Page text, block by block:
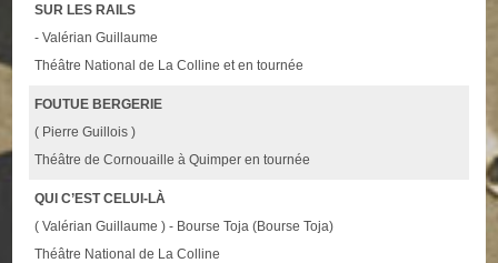
SUR LES RAILS
- Valérian Guillaume
Théâtre National de La Colline et en tournée
FOUTUE BERGERIE
( Pierre Guillois )
Théâtre de Cornouaille à Quimper en tournée
QUI C’EST CELUI-LÀ
( Valérian Guillaume ) - Bourse Toja (Bourse Toja)
Théâtre National de La Colline